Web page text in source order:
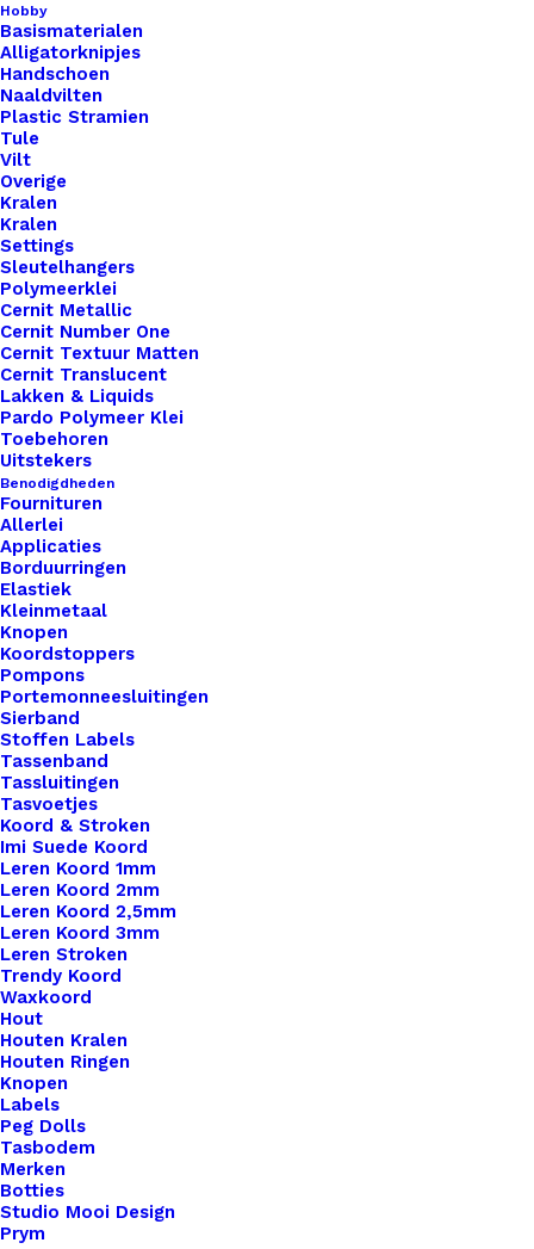
Hobby
Basismaterialen
Alligatorknipjes
Handschoen
Naaldvilten
Plastic Stramien
Tule
Vilt
Overige
Kralen
Kralen
Settings
Sleutelhangers
Polymeerklei
Cernit Metallic
Cernit Number One
Cernit Textuur Matten
Cernit Translucent
Lakken & Liquids
Pardo Polymeer Klei
Toebehoren
Uitstekers
Benodigdheden
Fournituren
Allerlei
Applicaties
Borduurringen
Elastiek
Kleinmetaal
Knopen
Koordstoppers
Pompons
Portemonneesluitingen
Sierband
Stoffen Labels
Tassenband
Tassluitingen
Tasvoetjes
Koord & Stroken
Imi Suede Koord
Leren Koord 1mm
Leren Koord 2mm
Leren Koord 2,5mm
Leren Koord 3mm
Leren Stroken
Trendy Koord
Waxkoord
Hout
Houten Kralen
Houten Ringen
Knopen
Labels
Peg Dolls
Tasbodem
Merken
Botties
Studio Mooi Design
Prym
€3,00